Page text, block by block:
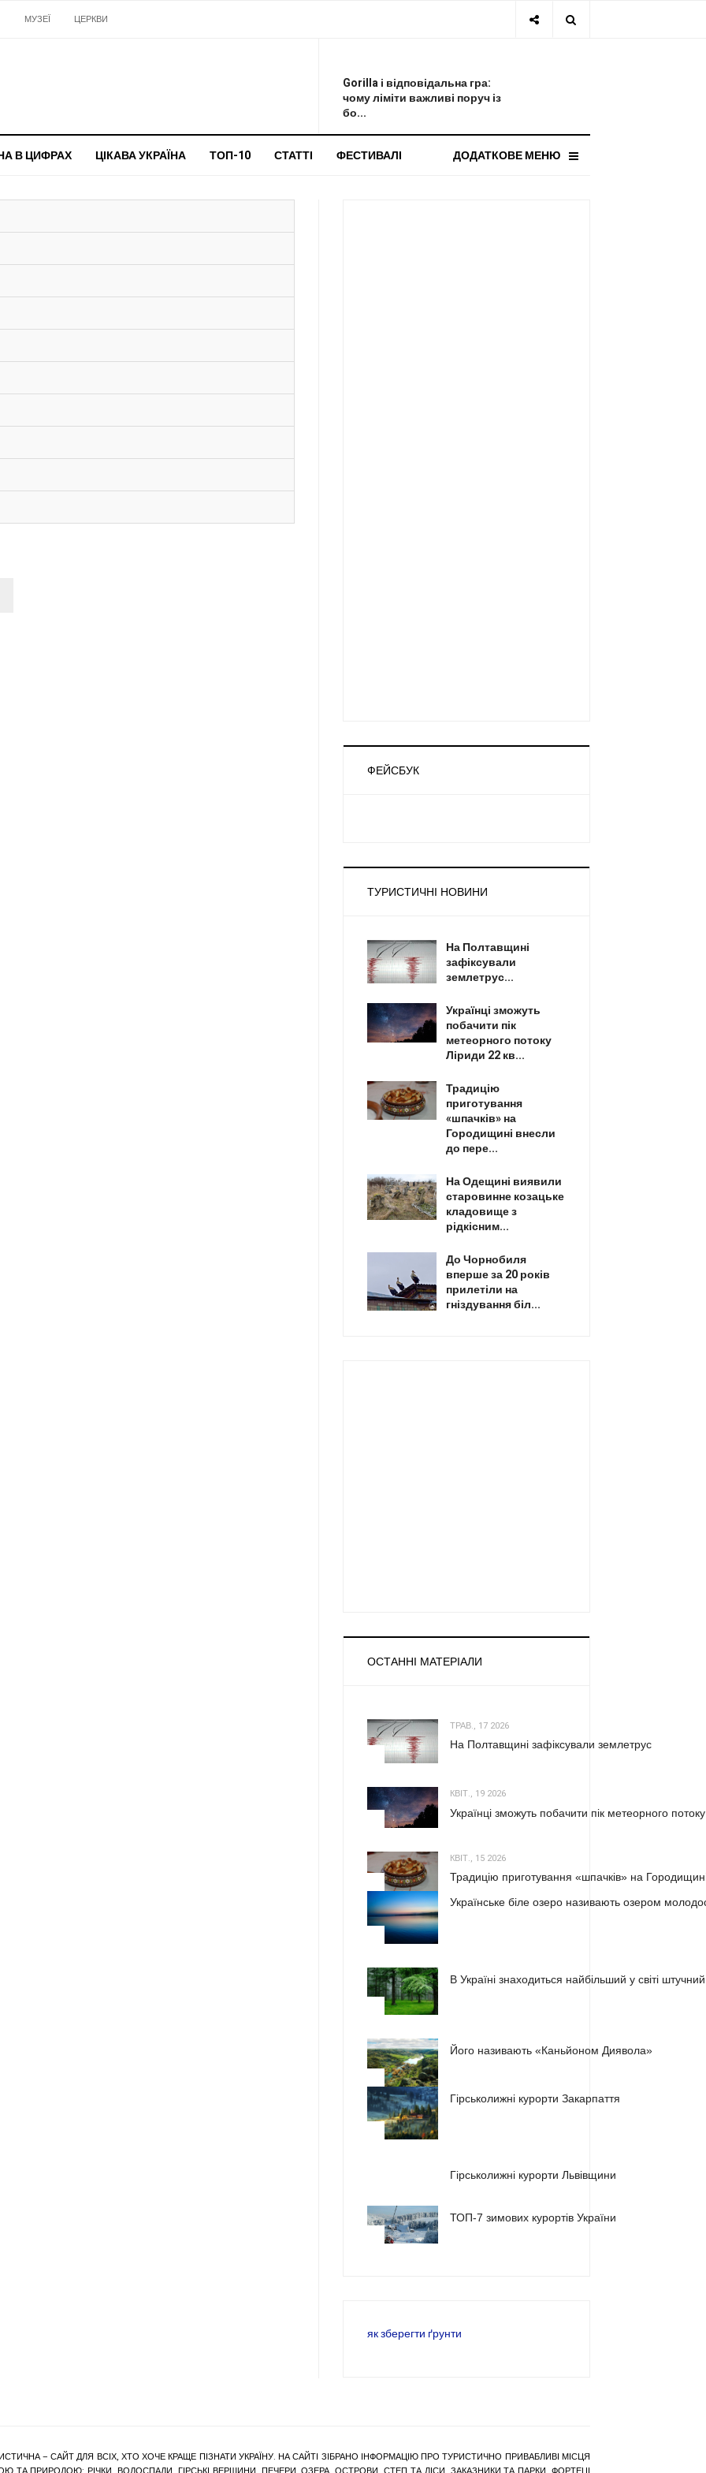
МУЗЕЇ ЦЕРКВИ
Gorilla і відповідальна гра:
чому ліміти важливі поруч із
бо...
В ЦИФРАХ ЦІКАВА УКРАЇНА ТОП-10 СТАТТІ ДОДАТКОВЕ МЕНЮ
ФЕСТИВАЛІ
ФЕЙСБУК
ТУРИСТИЧНІ НОВИНИ
На Полтавщині
зафіксували
землетрус...
Українці зможуть
побачити пік
метеорного потоку
Ліриди 22 кв...
Традицію
приготування
«шпачків» на
Городищині внесли
до пере...
На Одещині виявили
старовинне козацьке
кладовище з
рідкісним...
До Чорнобиля
вперше за 20 років
прилетіли на
гніздування біл...
ОСТАННІ МАТЕРІАЛИ
ТРАВ., 17 2026
На Полтавщині зафіксували землетрус
КВІТ., 19 2026
Українці зможуть побачити пік метеорного
КВІТ., 15 2026
Традицію приготування «шпачків» на
Українське біле озеро називають озером
В Україні знаходиться найбільший у світі штучний
Його називають «Каньйоном Диявола»
Гірськолижні курорти Закарпаття
Гірськолижні курорти Львівщини
ТОП-7 зимових курортів України
як зберегти ґрунти
– САЙТ ДЛЯ ВСІХ, ХТО ХОЧЕ КРАЩЕ ПІЗНАТИ УКРАЇНУ. НА САЙТІ ЗІБРАНО ІНФОРМАЦІЮ ПРО ТУРИСТИЧНО ПРИВАБЛИВІ МІСЦЯ